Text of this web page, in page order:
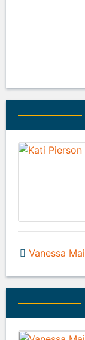
Vanessa Mai